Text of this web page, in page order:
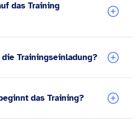
das Training
Trainingseinladung?
das Training?